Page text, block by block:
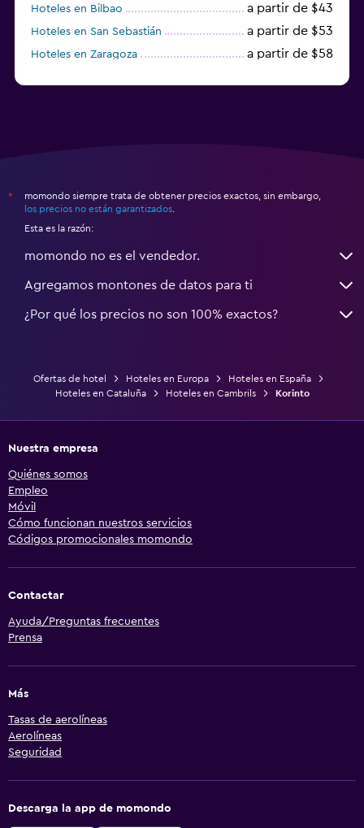
Hoteles en Bilbao a partir de $43
Hoteles en San Sebastián a partir de $53
Hoteles en Zaragoza a partir de $58
*
momondo siempre trata de obtener precios exactos, sin embargo,
los precios no están garantizados
Esta es la razón:
momondo no es el vendedor.
Agregamos montones de datos para ti
¿Por qué los precios no son 100% exactos?
Ofertas de hotel Hoteles en Europa
Hoteles en España
Hoteles en Cataluña
Hoteles en Cambrils Korinto
Nuestra empresa
Quiénes somos
Empleo
Móvil
Cómo funcionan nuestros servicios
Códigos promocionales momondo
Contactar
Ayuda/Preguntas frecuentes
Prensa
Más
Tasas de aerolíneas
Aerolíneas
Seguridad
Descarga la app de momondo